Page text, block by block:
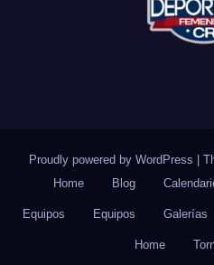
Proudly powered by WordPress
Home
Blog
Equipos Equipos Galerías
Home